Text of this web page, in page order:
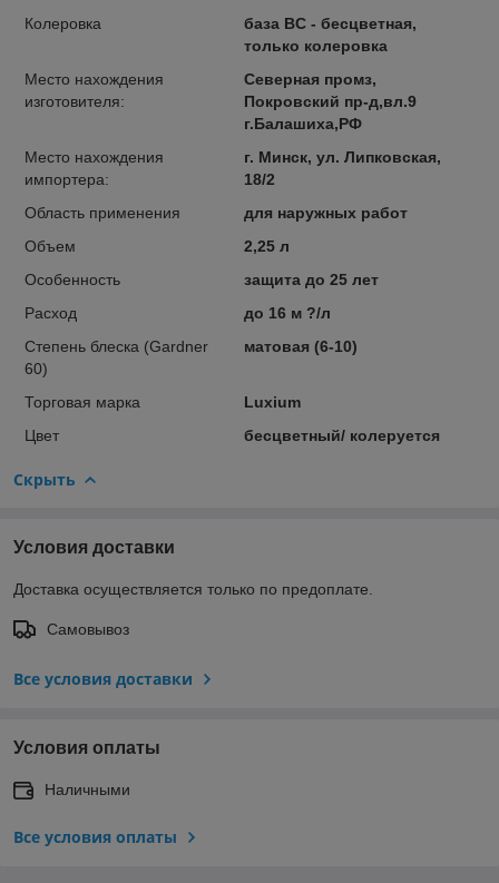
Колеровка
база BC - бесцветная,
только колеровка
Место нахождения
изготовителя:
Северная промз,
Покровский пр-д,вл.9
г.Балашиха,РФ
Место нахождения
импортера:
г. Минск, ул. Липковская,
18/2
Область применения
для наружных работ
Объем
2,25 л
Особенность
защита до 25 лет
Расход
до 16 м ?/л
Степень блеска (Gardner
60)
матовая (6-10)
Торговая марка
Luxium
Цвет
бесцветный/ колеруется
Скрыть
Условия доставки
Доставка осуществляется только по предоплате.
Самовывоз
Все условия доставки
Условия оплаты
Наличными
Все условия оплаты